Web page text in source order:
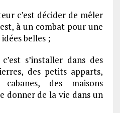
c’est décider de mêler
à un combat pour une
belles ;
s’installer dans des
des petits apparts,
des maisons
donner de la vie dans un